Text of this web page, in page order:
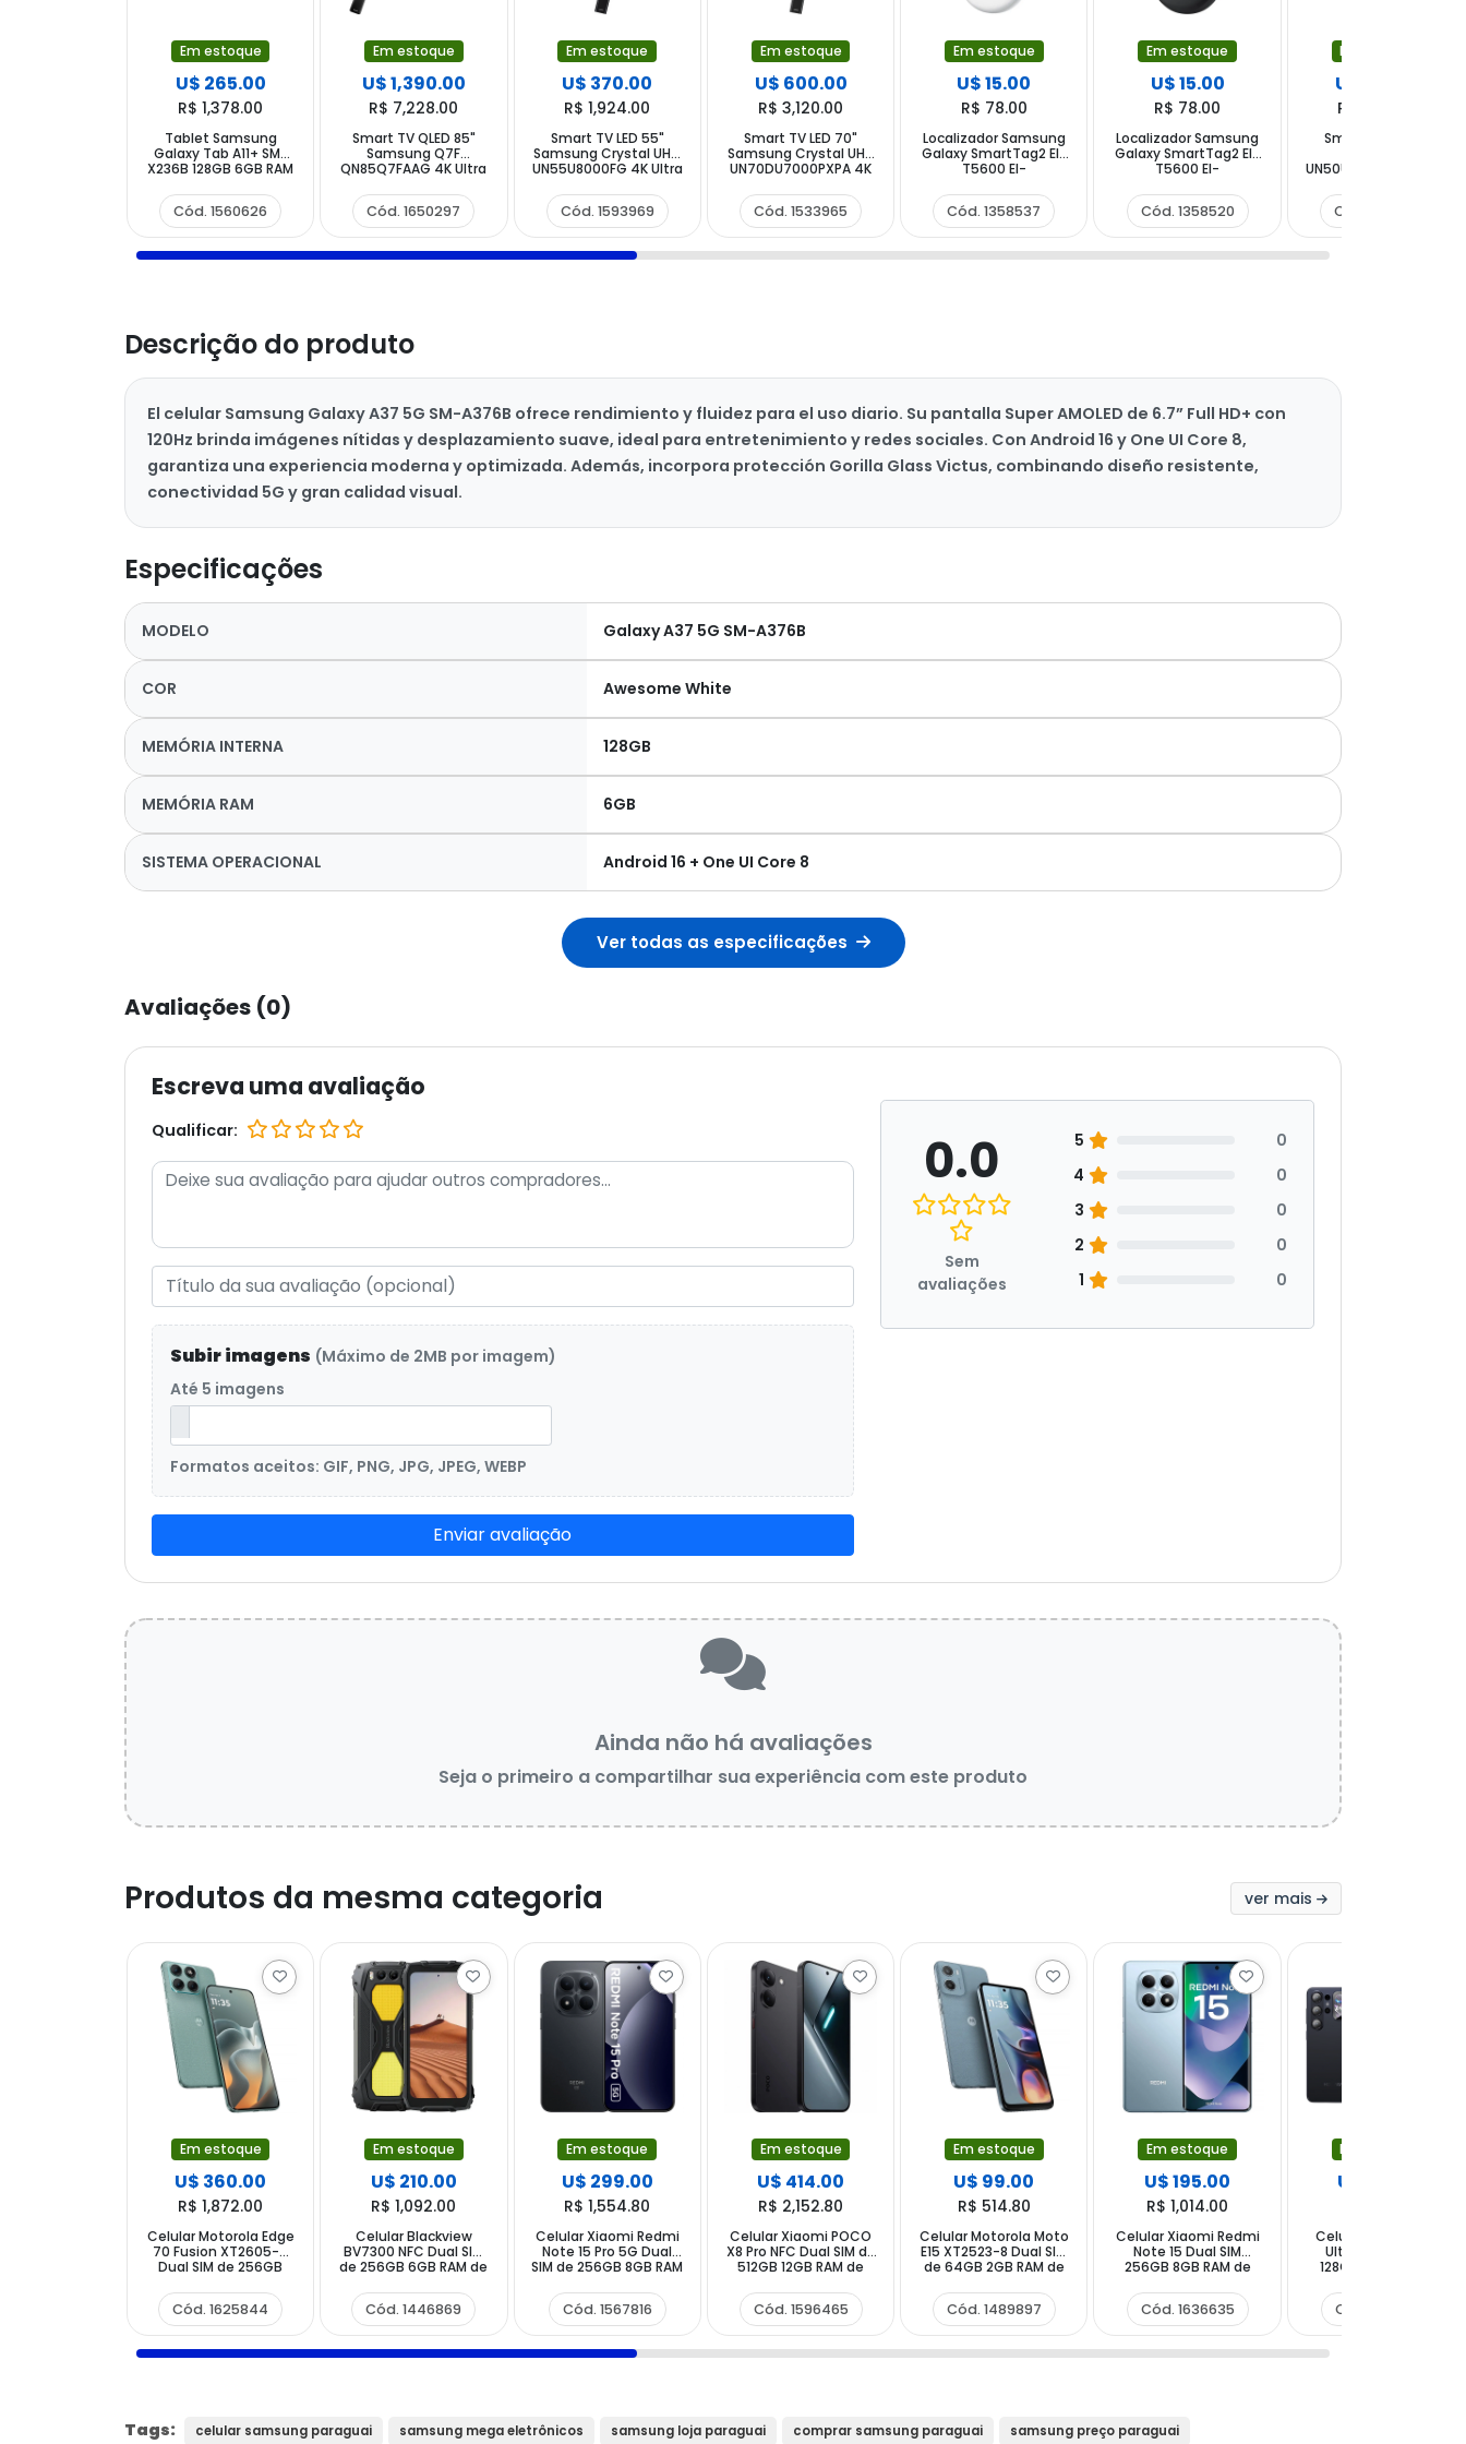
Em estoque
U$ 265.00
R$ 1,378.00
Tablet Samsung
Galaxy Tab A11+ SM-
X236B 128GB 6GB RAM
Cód. 1560626
Em estoque
U$ 1,390.00
R$ 7,228.00
Smart TV QLED 85"
Samsung Q7F
QN85Q7FAAG 4K Ultra
Bluetooth com
Conversor Digital
Cód. 1650297
Em estoque
U$ 370.00
R$ 1,924.00
Smart TV LED 55"
Samsung Crystal UHD
UN55U8000FG 4K Ultra
Bluetooth com
Conversor Digital
Cód. 1593969
Em estoque
U$ 600.00
R$ 3,120.00
Smart TV LED 70"
Samsung Crystal UHD
UN70DU7000PXPA 4K
Bluetooth com
Conversor Digital
Cód. 1533965
Em estoque
U$ 15.00
R$ 78.00
Localizador Samsung
Galaxy SmartTag2 El-
T5600 EI-
Bluetooth NFC -
Branco
Cód. 1358537
Em estoque
U$ 15.00
R$ 78.00
Localizador Samsung
Galaxy SmartTag2 El-
T5600 EI-
Bluetooth NFC - Preto
Cód. 1358520
Em estoque
U$ 320.00
R$ 1,664.00
Smart TV LED 50"
UN50U8000FG 4K Ultra
Bluetooth com
Conversor Digital
Cód. 1590296
Descrição do produto
El celular Samsung Galaxy A37 5G SM-A376B ofrece rendimiento y fluidez para el uso diario. Su pantalla Super AMOLED de 6.7” Full HD+ con
120Hz brinda imágenes nítidas y desplazamiento suave, ideal para entretenimiento y redes sociales. Con Android 16 y One UI Core 8,
garantiza una experiencia moderna y optimizada. Además, incorpora protección Gorilla Glass Victus, combinando diseño resistente,
conectividad 5G y gran calidad visual.
Especificações
MODELO Galaxy A37 5G SM-A376B
COR Awesome White
MEMÓRIA INTERNA 128GB
MEMÓRIA RAM 6GB
SISTEMA OPERACIONAL Android 16 + One UI Core 8
Ver todas as especificações
Avaliações (0)
Escreva uma avaliação
Qualificar:
Subir imagens (Máximo de 2MB por imagem)
Até 5 imagens
Formatos aceitos: GIF, PNG, JPG, JPEG, WEBP
Enviar avaliação
0.0
Sem
avaliações
5
0
4
0
3
0
2
0
1
0
Ainda não há avaliações
Seja o primeiro a compartilhar sua experiência com este produto
Produtos da mesma categoria ver mais
Em estoque
U$ 360.00
R$ 1,872.00
Celular Motorola Edge
70 Fusion XT2605-4
Dual SIM de 256GB
50+13MP 32MP -
Pantone Blue Surf
Cód. 1625844
Em estoque
U$ 210.00
R$ 1,092.00
Celular Blackview
BV7300 NFC Dual SIM
de 256GB 6GB RAM de
Negro
Cód. 1446869
Em estoque
U$ 299.00
R$ 1,554.80
Celular Xiaomi Redmi
Note 15 Pro 5G Dual
SIM de 256GB 8GB RAM
20MP - Negro (Global)
Cód. 1567816
Em estoque
U$ 414.00
R$ 2,152.80
Celular Xiaomi POCO
X8 Pro NFC Dual SIM de
512GB 12GB RAM de
Negro (Global)
Cód. 1596465
Em estoque
U$ 99.00
R$ 514.80
Celular Motorola Moto
E15 XT2523-8 Dual SIM
de 64GB 2GB RAM de
Cantera
Cód. 1489897
Em estoque
U$ 195.00
R$ 1,014.00
Celular Xiaomi Redmi
Note 15 Dual SIM
256GB 8GB RAM de
Azul Glaciar
Cód. 1636635
Em estoque
U$ 106.00
Celular Hotwav X26
Ultra Dual SIM de
128GB 6GB RAM de
Stealth Gray + Funda
+ Protector de
Cód. 1648515
Tags: celular samsung paraguai samsung mega eletrônicos samsung loja paraguai comprar samsung paraguai samsung preço paraguai